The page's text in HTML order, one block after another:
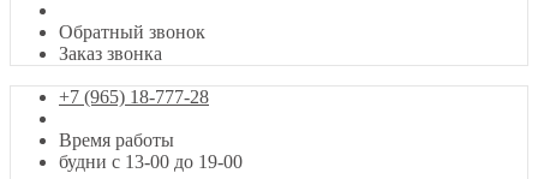
Обратный звонок
Заказ звонка
+7 (965) 18-777-28
Время работы
будни с 13-00 до 19-00